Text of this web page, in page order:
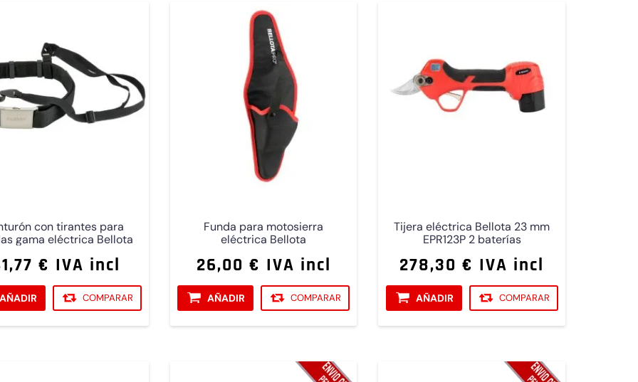
con tirantes para
gama eléctrica Bellota
€ IVA incl
AÑADIR COMPARAR
Funda para motosierra
eléctrica Bellota
26,00 € IVA incl
AÑADIR COMPARAR
Tijera eléctrica Bellota 23 mm
EPR123P 2 baterías
278,30 € IVA incl
AÑADIR COMPARAR